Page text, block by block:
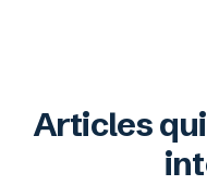
Articles